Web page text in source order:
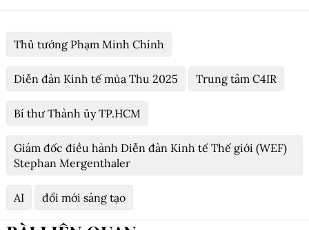
Thủ tướng Phạm Minh Chính
Diễn đàn Kinh tế mùa Thu 2025 Trung tâm C4IR
Bí thư Thành ủy TP.HCM
Giám đốc điều hành Diễn đàn Kinh tế Thế giới (WEF)
Stephan Mergenthaler
AI đổi mới sáng tạo